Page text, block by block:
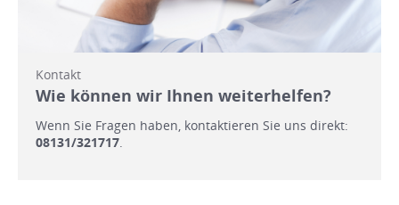
Kontakt
Wie können wir Ihnen weiterhelfen?
Wenn Sie Fragen haben, kontaktieren Sie uns direkt:
08131/321717.